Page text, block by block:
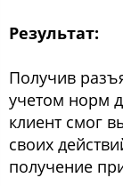
Результат:
Получив
учетом норм
клиент смог
своих
получение